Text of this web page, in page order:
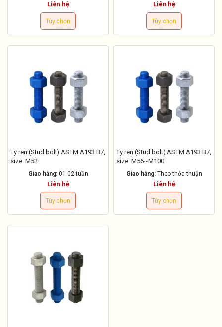
Liên hệ
Tùy chọn
Liên hệ
Tùy chọn
Ty ren (Stud bolt) ASTM A193 B7,
size: M52
Giao hàng: 01-02 tuần
Liên hệ
Tùy chọn
Ty ren (Stud bolt) ASTM A193 B7,
size: M56~M100
Giao hàng: Theo thỏa thuận
Liên hệ
Tùy chọn